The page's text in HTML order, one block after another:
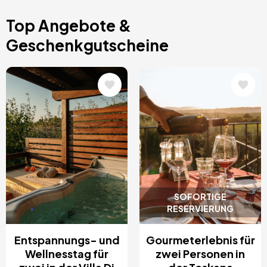
Top Angebote &
Geschenkgutscheine
Bild
Entspannungs- und
Wellnesstag für
SOFORTIGE
RESERVIERUNG
Bild
Gourmeterlebnis für
zwei Personen in